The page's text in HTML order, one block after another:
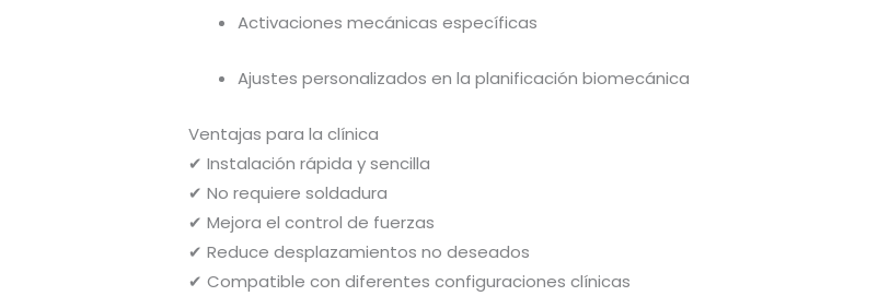
Activaciones mecánicas específicas
Ajustes personalizados en la planificación biomecánica
Ventajas para la clínica
✔ Instalación rápida y sencilla
✔ No requiere soldadura
✔ Mejora el control de fuerzas
✔ Reduce desplazamientos no deseados
✔ Compatible con diferentes configuraciones clínicas